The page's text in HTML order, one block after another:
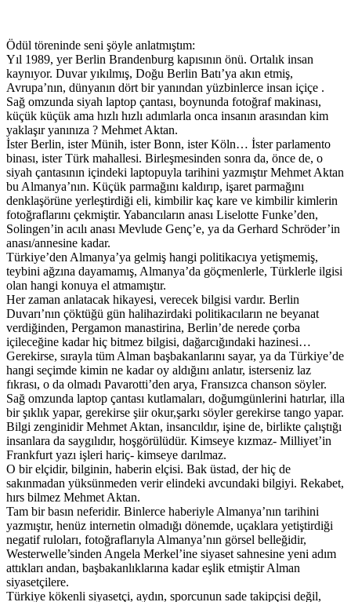
Ödül töreninde seni şöyle anlatmıştım:
Yıl 1989, yer Berlin Brandenburg kapısının önü. Ortalık insan
kaynıyor. Duvar yıkılmış, Doğu Berlin Batı’ya akın etmiş,
Avrupa’nın, dünyanın dört bir yanından yüzbinlerce insan içiçe .
Sağ omzunda siyah laptop çantası, boynunda fotoğraf makinası,
küçük küçük ama hızlı hızlı adımlarla onca insanın arasından kim
yaklaşır yanınıza ? Mehmet Aktan.
İster Berlin, ister Münih, ister Bonn, ister Köln… İster parlamento
binası, ister Türk mahallesi. Birleşmesinden sonra da, önce de, o
siyah çantasının içindeki laptopuyla tarihini yazmıştır Mehmet Aktan
bu Almanya’nın. Küçük parmağını kaldırıp, işaret parmağını
denklaşörüne yerleştirdiği eli, kimbilir kaç kare ve kimbilir kimlerin
fotoğraflarını çekmiştir. Yabancıların anası Liselotte Funke’den,
Solingen’in acılı anası Mevlude Genç’e, ya da Gerhard Schröder’in
anası/annesine kadar.
Türkiye’den Almanya’ya gelmiş hangi politikacıya yetişmemiş,
teybini ağzına dayamamış, Almanya’da göçmenlerle, Türklerle ilgisi
olan hangi konuya el atmamıştır.
Her zaman anlatacak hikayesi, verecek bilgisi vardır. Berlin
Duvarı’nın çöktüğü gün halihazirdaki politikacıların ne beyanat
verdiğinden, Pergamon manastirina, Berlin’de nerede çorba
içileceğine kadar hiç bitmez bilgisi, dağarcığındaki hazinesi…
Gerekirse, sırayla tüm Alman başbakanlarını sayar, ya da Türkiye’de
hangi seçimde kimin ne kadar oy aldığını anlatır, isterseniz laz
fıkrası, o da olmadı Pavarotti’den arya, Fransızca chanson söyler.
Sağ omzunda laptop çantası kutlamaları, doğumgünlerini hatırlar, illa
bir şıklık yapar, gerekirse şiir okur,şarkı söyler gerekirse tango yapar.
Bilgi zenginidir Mehmet Aktan, insancıldır, işine de, birlikte çalıştığı
insanlara da saygılıdır, hoşgörülüdür. Kimseye kızmaz- Milliyet’in
Frankfurt yazı işleri hariç- kimseye darılmaz.
O bir elçidir, bilginin, haberin elçisi. Bak üstad, der hiç de
sakınmadan yüksünmeden verir elindeki avcundaki bilgiyi. Rekabet,
hırs bilmez Mehmet Aktan.
Tam bir basın neferidir. Binlerce haberiyle Almanya’nın tarihini
yazmıştır, henüz internetin olmadığı dönemde, uçaklara yetiştirdiği
negatif ruloları, fotoğraflarıyla Almanya’nın görsel belleğidir,
Westerwelle’sinden Angela Merkel’ine siyaset sahnesine yeni adım
attıkları andan, başbakanlıklarına kadar eşlik etmiştir Alman
siyasetçilere.
Türkiye kökenli siyasetçi, aydın, sporcunun sade takipçisi değil,